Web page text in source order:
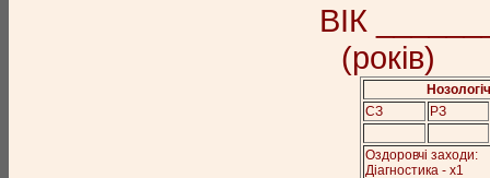
ВІК
СЗ
РЗ
Оздоровчі заходи:
Діагностика - х1